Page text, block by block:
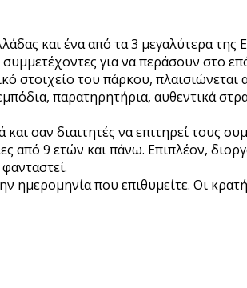
και ένα από τα 3 μεγαλύτερα
για να περάσουν στο
στοιχείο του πάρκου, πλαισιώνεται
παρατηρητήρια, αυθεντικά
σαν διαιτητές να επιτηρεί τους
από 9 ετών και πάνω. Επιπλέον,
ημερομηνία που επιθυμείτε. Οι